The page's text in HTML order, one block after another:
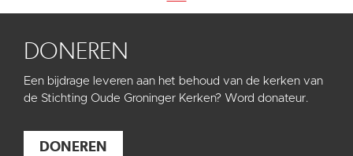
DONEREN
Een bijdrage leveren aan het behoud van de kerken van
de Stichting Oude Groninger Kerken? Word donateur.
DONEREN